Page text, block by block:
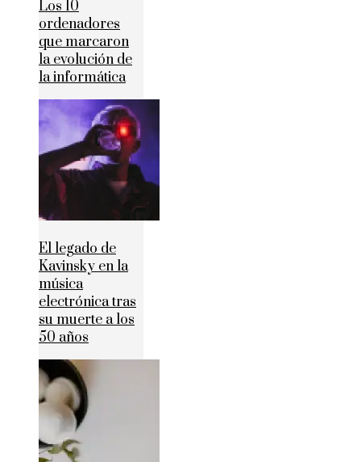
Los 10
ordenadores
que marcaron
la evolución de
la informática
El legado de
Kavinsky en la
música
electrónica tras
su muerte a los
50 años